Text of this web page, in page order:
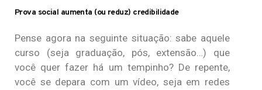
Prova social aumenta (ou reduz) credibilidade
Pense agora na seguinte situação: sabe aquele
curso (seja graduação, pós, extensão…) que
você quer fazer há um tempinho? De repente,
você se depara com um vídeo, seja em redes